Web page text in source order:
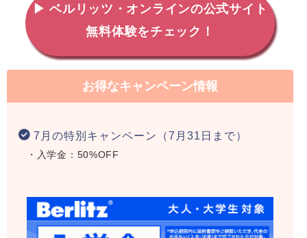
▶ ベルリッツ・オンラインの公式サイト
無料体験をチェック！
お得なキャンペーン情報
7月の特別キャンペーン（7月31日まで）
・入学金：50%OFF